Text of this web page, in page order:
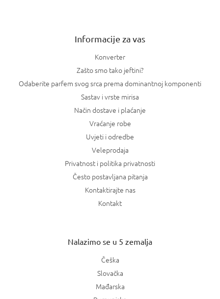
Informacije za vas
Konverter
Zašto smo tako jeftini?
Odaberite parfem svog srca prema dominantnoj komponenti
Sastav i vrste mirisa
Način dostave i plaćanje
Vraćanje robe
Uvjeti i odredbe
Veleprodaja
Privatnost i politika privatnosti
Često postavljana pitanja
Kontaktirajte nas
Kontakt
Nalazimo se u 5 zemalja
Češka
Slovačka
Mađarska